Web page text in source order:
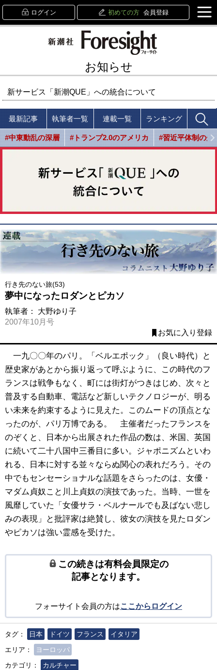
ログイン 初めての方 会員登録
お知らせ
新サービス「新潮QUE」への統合について
最新記事 執筆者一覧 連載一覧 ランキング
#中東動乱の深層 #トランプ2.0のアメリカ #習近平体制の光
行き先のない旅(53)
夢中になったロダンとピカソ
執筆者： 大野ゆり子
2007年10月号
お気に入り登録
一九〇〇年のパリ。「ベルエポック」（良い時代）と
歴史家があとから振り返って呼ぶように、この時代のフ
ランスは戦争もなく、町には街灯がつきはじめ、次々と
普及する自動車、電話など新しいテクノロジーが、明る
い未来を約束するように見えた。このムードの頂点とな
ったのが、パリ万博である。 主催者だったフランスを
のぞくと、日本から出展された作品の数は、米国、英国
に続いて二十八国中三番目に多い。ジャポニズムといわ
れる、日本に対する並々ならぬ関心の表れだろう。その
中でもセンセーショナルな話題をさらったのは、女優・
マダム貞奴こと川上貞奴の演技であった。当時、一世を
風靡していた「女優サラ・ベルナールでも及ばない悲し
みの表現」と批評家は絶賛し、彼女の演技を見たロダン
やピカソは強い霊感を受けた。
この続きは有料会員限定の
記事となります。
フォーサイト会員の方はここからログイン
タグ： 日本 ドイツ フランス
イタリア
エリア：
ヨーロッパ
カテゴリ：
カルチャー